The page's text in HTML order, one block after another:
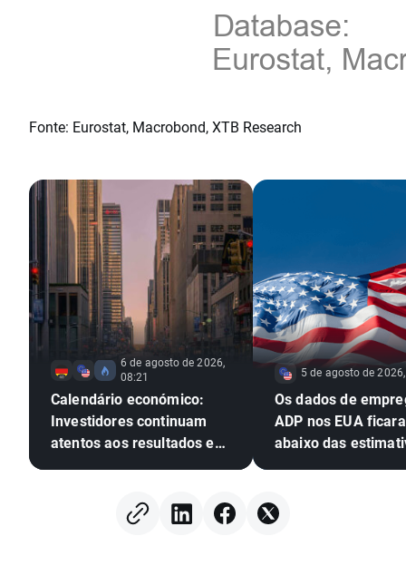
Fonte: Eurostat, Macrobond, XTB Research
6 de agosto de 2026,
08:21
Calendário económico:
Investidores continuam
atentos aos resultados em
5 de agosto de
Os dados de
ADP nos EUA
abaixo das